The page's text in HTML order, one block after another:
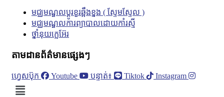
មជ្ឈមណ្ឌលប្តូរខួរឆ្អឹងខ្នង ( ស្ទែមស្ទែល )
មជ្ឈមណ្ឌលការព្យាបាលដោយកាំរស្មី
ថ្នាំនុយក្លេអ៊ែរ
តាមដានព័ត៌មានផ្សេងៗ
ហ្វេសប៊ុក Youtube បន្ទាត់៖ Tiktok Instagram
Menu